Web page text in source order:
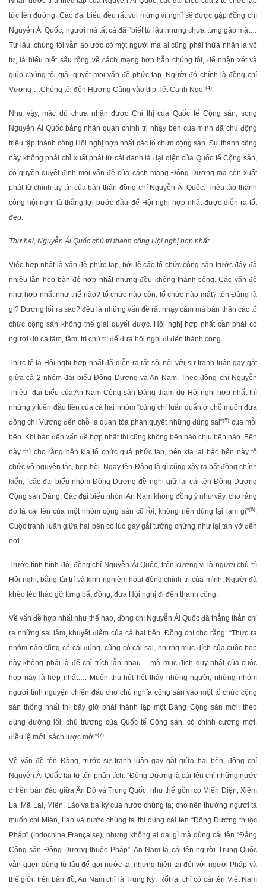
tức lên đường. Các đại biểu đều rất vui mừng vì nghĩ sẽ được gặp đồng chí
Nguyễn Ái Quốc, người mà tất cả đã “biết từ lâu nhưng chưa từng gặp mặt…
Từ lâu, chúng tôi vẫn ao ước có một người mà ai cũng phải thừa nhận là vô
tư, là hiểu biết sâu rộng về cách mạng hơn hẳn chúng tôi, để nhận xét và
giúp chúng tôi giải quyết mọi vấn đề phức tạp. Người đó chính là đồng chí
Vương….Chúng tôi đến Hương Cảng vào dịp Tết Canh Ngọ”(4).
Như vậy, mặc dù chưa nhận được Chỉ thị của Quốc tế Cộng sản, song
Nguyễn Ái Quốc bằng nhãn quan chính trị nhạy bén của mình đã chủ động
triệu tập thành công Hội nghị hợp nhất các tổ chức cộng sản. Sự thành công
này không phải chỉ xuất phát từ cái danh là đại diện của Quốc tế Cộng sản,
có quyền quyết định mọi vấn đề của cách mạng Đông Dương mà còn xuất
phát từ chính uy tín của bản thân đồng chí Nguyễn Ái Quốc. Triệu tập thành
công hội nghị là thắng lợi bước đầu để Hội nghị hợp nhất được diễn ra tốt
đẹp.
Thứ hai, Nguyễn Ái Quốc chủ trì thành công Hội nghị hợp nhất
Việc hợp nhất là vấn đề phức tạp, bởi lẽ các tổ chức cộng sản trước đây đã
nhiều lần họp bàn để hợp nhất nhưng đều không thành công. Các vấn đề
như hợp nhất như thế nào? tổ chức nào còn, tổ chức nào mất? tên Đảng là
gì? Đường lối ra sao? đều là những vấn đề rất nhạy cảm mà bản thân các tổ
chức cộng sản không thể giải quyết được. Hội nghị hợp nhất cần phải có
người đủ cả tâm, tầm, trí chủ trì để đưa hội nghị đi đến thành công.
Thực tế là Hội nghị hợp nhất đã diễn ra rất sôi nổi với sự tranh luận gay gắt
giữa cả 2 nhóm đại biểu Đông Dương và An Nam. Theo đồng chí Nguyễn
Thiệu- đại biểu của An Nam Cộng sản Đảng tham dự Hội nghị hợp nhất thì
những ý kiến đầu tiên của cả hai nhóm “cũng chỉ luẩn quẩn ở chỗ muốn đưa
đồng chí Vương đến chỗ là quan tòa phán quyết những đúng sai”(5) của mỗi
bên. Khi bàn đến vấn đề hợp nhất thì cũng không bên nào chịu bên nào. Bên
này thì cho rằng bên kia tổ chức quá phức tạp, bên kia lại bảo bên này tổ
chức vô nguyên tắc, hẹp hòi. Ngay tên Đảng là gì cũng xảy ra bất đồng chính
kiến, “các đại biểu nhóm Đông Dương đề nghị giữ lại cái tên Đông Dương
Cộng sản Đảng. Các đại biểu nhóm An Nam không đồng ý như vậy, cho rằng
đó là cái tên của một nhóm cộng sản cũ rồi, không nên dùng lại làm gì”(6).
Cuộc tranh luận giữa hai bên có lúc gay gắt tưởng chừng như lại tan vỡ đến
nơi.
Trước tình hình đó, đồng chí Nguyễn Ái Quốc, trên cương vị là người chủ trì
Hội nghị, bằng tài trí và kinh nghiệm hoạt động chính trị của mình, Người đã
khéo léo tháo gỡ từng bất đồng, đưa Hội nghị đi đến thành công.
Về vấn đề hợp nhất như thế nào, đồng chí Nguyễn Ái Quốc đã thẳng thắn chỉ
ra những sai lầm, khuyết điểm của cả hai bên. Đồng chí cho rằng: “Thực ra
nhóm nào cũng có cái đúng, cũng có cái sai, nhưng mục đích của cuộc họp
này không phải là để chỉ trích lẫn nhau… mà mục đích duy nhất của cuộc
họp này là hợp nhất…. Muốn thu hút hết thảy những người, những nhóm
người tình nguyện chiến đấu cho chủ nghĩa cộng sản vào một tổ chức cộng
sản thống nhất thì bây giờ phải thành lập một Đảng Cộng sản mới, theo
đúng đường lối, chủ trương của Quốc tế Cộng sản, có chính cương mới,
điều lệ mới, sách lược mới”(7).
Về vấn đề tên Đảng, trước sự tranh luận gay gắt giữa hai bên, đồng chí
Nguyễn Ái Quốc lại từ tốn phân tích: “Đông Dương là cái tên chỉ những nước
ở trên bán đảo giữa Ấn Độ và Trung Quốc, như thế gồm có Miến Điện, Xiêm
La, Mã Lai, Miên, Lào và ba kỳ của nước chúng ta; cho nên thường người ta
muốn chỉ Miên, Lào và nước chúng ta thì dùng cái tên “Đông Dương thuộc
Pháp” (Indochine Française); nhưng không ai dại gì mà dùng cái tên “Đảng
Cộng sản Đông Dương thuộc Pháp”. An Nam là cái tên người Trung Quốc
vẫn quen dùng từ lâu để gọi nước ta; nhưng hiện tại đối với người Pháp và
thế giới, trên bản đồ, An Nam chỉ là Trung Kỳ. Rốt lại chỉ có cái tên Việt Nam